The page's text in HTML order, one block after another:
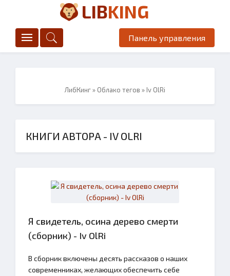
LIBKING
Панель управления
ЛибКинг» Облако тегов » Iv OlRi
КНИГИ АВТОРА - IV OLRI
Я свидетель, осина дерево смерти
(сборник) - Iv OlRi
В сборник включены десять рассказов о наших
современниках, желающих обеспечить себе